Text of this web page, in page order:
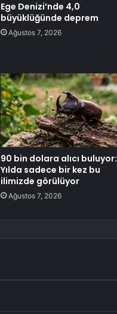
Ege Denizi’nde 4,0
büyüklüğünde deprem
Ağustos 7, 2026
90 bin dolara alıcı buluyor:
Yılda sadece bir kez bu
ilimizde görülüyor
Ağustos 7, 2026